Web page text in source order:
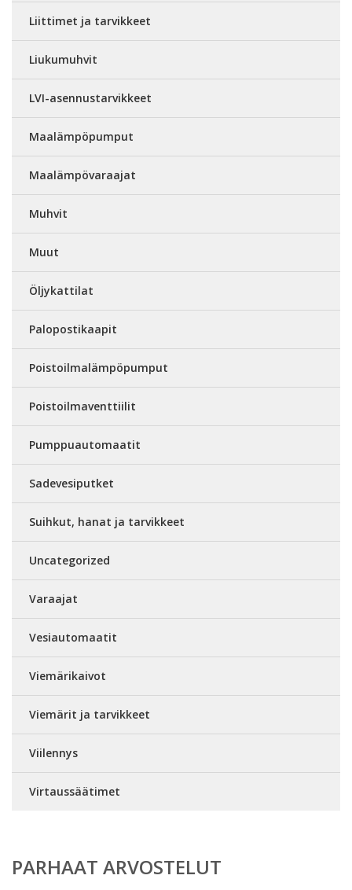
Liittimet ja tarvikkeet
Liukumuhvit
LVI-asennustarvikkeet
Maalämpöpumput
Maalämpövaraajat
Muhvit
Muut
Öljykattilat
Palopostikaapit
Poistoilmalämpöpumput
Poistoilmaventtiilit
Pumppuautomaatit
Sadevesiputket
Suihkut, hanat ja tarvikkeet
Uncategorized
Varaajat
Vesiautomaatit
Viemärikaivot
Viemärit ja tarvikkeet
Viilennys
Virtaussäätimet
PARHAAT ARVOSTELUT